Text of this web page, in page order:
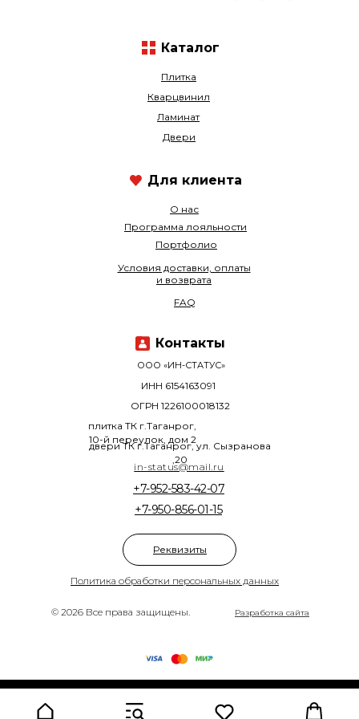
© 2026 Все права защищены.
Политика обработки персональных данных
Плитка
Кварцвинил
+7-950-856-01-15
+7-952-583-42-07
О нас
Ламинат
Программа лояльности
Двери
Портфолио
ООО «ИН-СТАТУС»
плитка ТК г.Таганрог,
10-й переулок, дом 2
двери ТК г.Таганрог, ул. Сызранова
,20
ОГРН 1226100018132
ИНН 6154163091
Разработка сайта
Условия доставки, оплаты
и возврата
FAQ
Каталог
in-status@mail.ru
Контакты
Для клиента
Реквизиты
Made on Tilda